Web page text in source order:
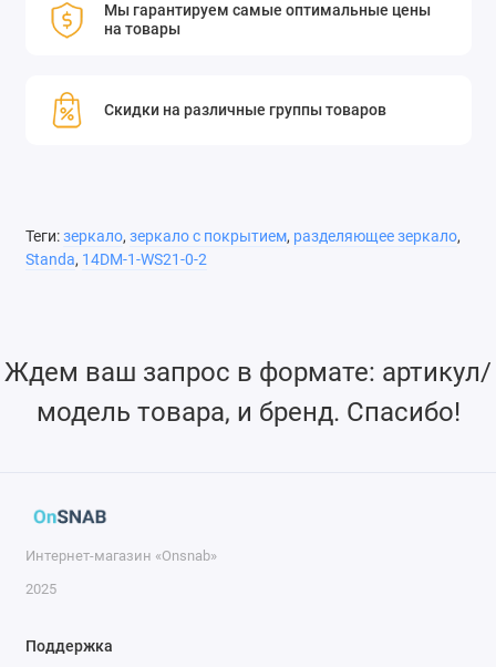
определенного спектрального диапазона и разделяет
области спектра или определенные длины волн (гармоники)
отражения пропускания и поглощения. Одна длина волны
отражается, а другие передаются.
Мы гарантируем самые оптимальные цены
на товары
Скидки на различные группы товаров
Теги:зеркало, зеркало с покрытием, разделяющее зеркало,
Standa, 14DM-1-WS21-0-2
Ждем ваш запрос в формате: артикул/
модель товара, и бренд. Спасибо!
Интернет-магазин «Onsnab»
2025
Поддержка